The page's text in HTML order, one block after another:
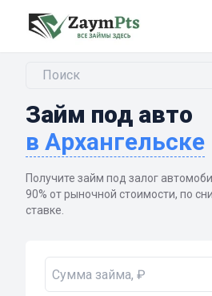
Займ под авто
в Архангельске
Получите займ под залог
90% от рыночной стоимости, по
ставке.